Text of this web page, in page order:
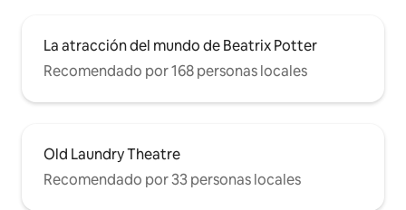
La atracción del mundo de Beatrix Potter
Recomendado por 168 personas locales
Old Laundry Theatre
Recomendado por 33 personas locales